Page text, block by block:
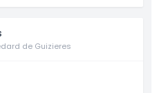
de Guizieres